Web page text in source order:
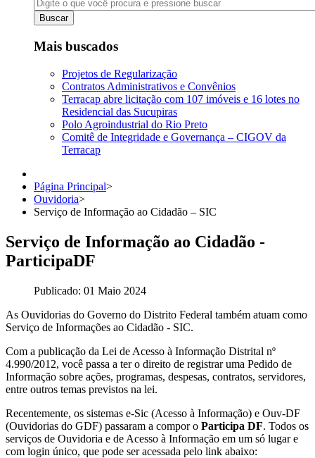
Buscar
Mais buscados
Projetos de Regularização
Contratos Administrativos e Convênios
Terracap abre licitação com 107 imóveis e 16 lotes no
Residencial das Sucupiras
Polo Agroindustrial do Rio Preto
Comitê de Integridade e Governança – CIGOV da
Terracap
Página Principal>
Ouvidoria>
Serviço de Informação ao Cidadão – SIC
Serviço de Informação ao Cidadão -
ParticipaDF
Publicado: 01 Maio 2024
As Ouvidorias do Governo do Distrito Federal também atuam como
Serviço de Informações ao Cidadão - SIC.
Com a publicação da Lei de Acesso à Informação Distrital nº
4.990/2012, você passa a ter o direito de registrar uma Pedido de
Informação sobre ações, programas, despesas, contratos, servidores,
entre outros temas previstos na lei.
Recentemente, os sistemas e-Sic (Acesso à Informação) e Ouv-DF
(Ouvidorias do GDF) passaram a compor o Participa DF. Todos os
serviços de Ouvidoria e de Acesso à Informação em um só lugar e
com login único, que pode ser acessada pelo link abaixo: